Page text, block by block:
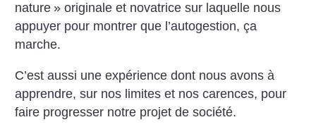
nature » originale et novatrice sur laquelle nous
appuyer pour montrer que l’autogestion, ça
marche.
C’est aussi une expérience dont nous avons à
apprendre, sur nos limites et nos carences, pour
faire progresser notre projet de société.